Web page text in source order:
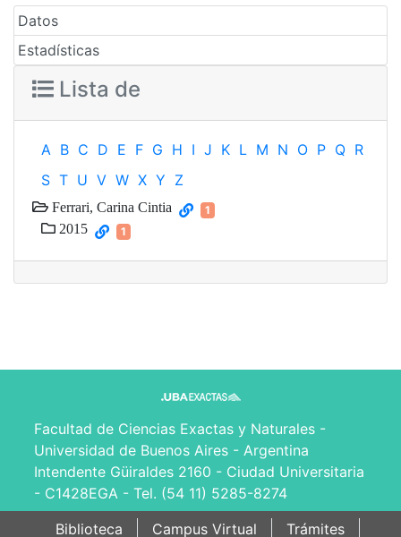
Datos
Estadísticas
Lista de
A B C D E F G H I J K L M N O P Q R
S T U V W X Y Z
Ferrari, Carina Cintia 1
2015 1
Facultad de Ciencias Exactas y Naturales -
Universidad de Buenos Aires - Argentina
Intendente Güiraldes 2160 - Ciudad Universitaria
- C1428EGA - Tel. (54 11) 5285-8274
Biblioteca
Campus Virtual Trámites